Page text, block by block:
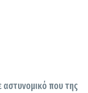
που της